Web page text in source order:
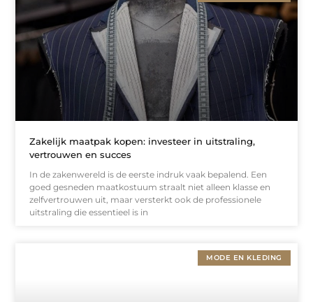
Zakelijk maatpak kopen: investeer in uitstraling,
vertrouwen en succes
In de zakenwereld is de eerste indruk vaak bepalend. Een
goed gesneden maatkostuum straalt niet alleen klasse en
zelfvertrouwen uit, maar versterkt ook de professionele
uitstraling die essentieel is in
MODE EN KLEDING